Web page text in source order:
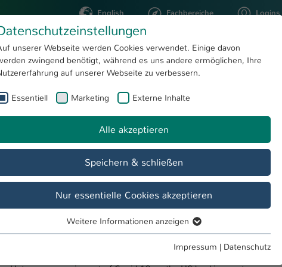
English Fachbereiche Logins
STUDIUM FORSCHUNG
Prof. Dr. Dennis Heitmann
impact of central bank digital currencies on the financial stability of
Research Letters, Vol. 84, DOI
unserer Webseite werden Cookies verwendet. Einige davon
zwingend benötigt, während es uns andere ermöglichen, Ihre
auf unserer Webseite zu verbessern.
Essentiell Marketing Externe Inhalte
Alle akzeptieren
Speichern & schließen
Nur essentielle Cookies akzeptieren
Essentielle Cookies werden für grundlegende Funktionen der
Weitere Informationen anzeigen
Impressum | Datenschutz